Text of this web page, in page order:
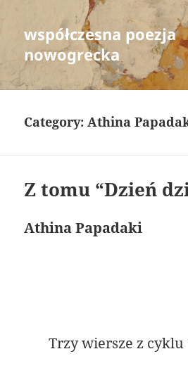
współczesna poezja
nowogrecka
Category:Athina
Z tomu “Dzień
Athina Papadaki
Trzy wiersze z cyklu